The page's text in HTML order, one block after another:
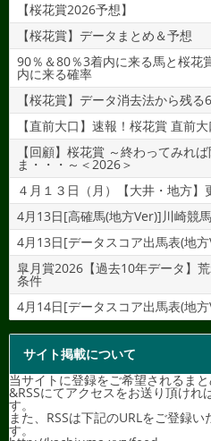
【桜花賞2026予想】
【桜花賞】データまとめ＆予想
90％＆80％3着内に来る馬と桜花
内に来る確率
【桜花賞】データ消去法から残る
【直前大口】速報！桜花賞 直前
【回顧】桜花賞 ～終わってみれ
ま・・・～＜2026＞
４月１３日（月）【大井・地方】
4月13日[高確馬(地方Ver)]川崎競
4月13日[データスコア出馬表(地
皐月賞2026【過去10年データ】
条件
4月14日[データスコア出馬表(地
サイト掲載について
当サイトに登録をご希望されるま
&RSSにてアクセスをお送り頂けれ
す。
また、RSSは下記のURLをご登録
す。